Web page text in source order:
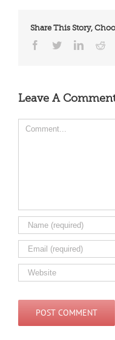
Share This Story,
Facebook
TwitterLinkedin
Leave A
Comment